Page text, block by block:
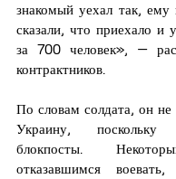
знакомый уехал так, ему
сказали, что приехало и
за 700 человек», —
контрактников.
По словам солдата, он
Украину,
блокпосты.
отказавшимся